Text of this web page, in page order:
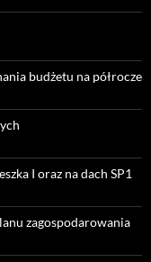
budżetu na półrocze
I oraz na dach SP1
zagospodarowania